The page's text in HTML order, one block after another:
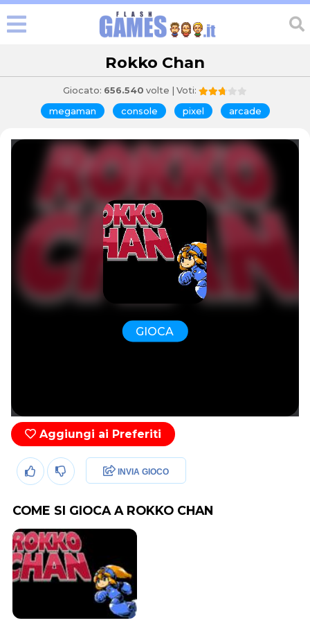
Rokko Chan
Giocato: 656.540 volte | Voti:
megaman console pixel arcade
GIOCA
Aggiungi ai Preferiti
INVIA GIOCO
COME SI GIOCA A ROKKO CHAN